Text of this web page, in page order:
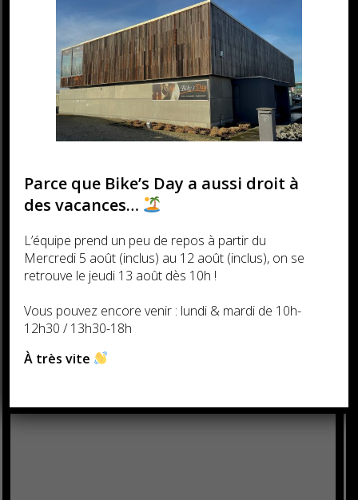
Parce que Bike’s Day a aussi droit à
des vacances…
L’équipe prend un peu de repos à partir du
Mercredi 5 août (inclus) au 12 août (inclus), on se
retrouve le jeudi 13 août dès 10h !
Vous pouvez encore venir : lundi & mardi de 10h-
12h30 / 13h30-18h
À très vite